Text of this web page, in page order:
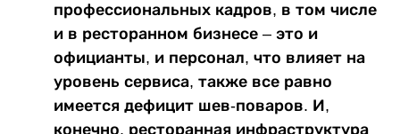
профессиональных кадров, в том числе
и в ресторанном бизнесе – это и
официанты, и персонал, что влияет на
уровень сервиса, также все равно
имеется дефицит шев-поваров. И,
конечно, ресторанная инфраструктура